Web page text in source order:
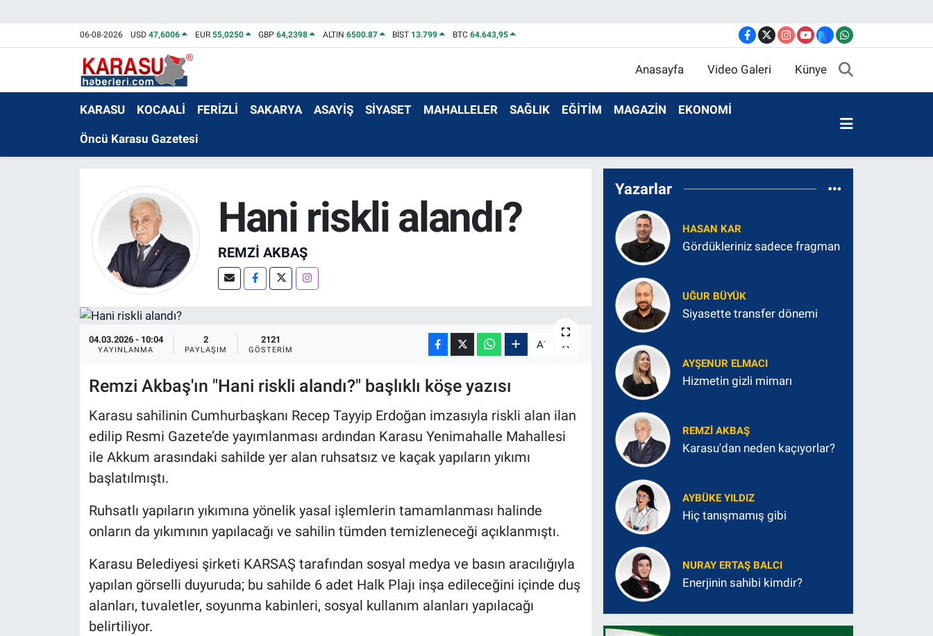
06-08-2026 USD47,6006 EUR 55,0250 GBP64,2398 ALTIN 6500.87 BİST 13.799 BTC 64.643,95
Anasayfa Video Galeri Künye
KARASU KOCAALİ FERİZLİ SAKARYA ASAYİŞ SİYASET MAHALLELER SAĞLIK EĞİTİM MAGAZİN EKONOMİ
Öncü Karasu Gazetesi
Hani riskli alandı?
REMZI AKBAŞ
04.03.2026 - 10:04
YAYINLANMA
2
PAYLAŞIM
2121
GÖSTERIM A- A
Remzi Akbaş'ın "Hani riskli alandı?" başlıklı köşe yazısı
Karasu sahilinin Cumhurbaşkanı Recep Tayyip Erdoğan imzasıyla riskli alan ilan
edilip Resmi Gazete’de yayımlanması ardından Karasu Yenimahalle Mahallesi
ile Akkum arasındaki sahilde yer alan ruhsatsız ve kaçak yapıların yıkımı
başlatılmıştı.
Ruhsatlı yapıların yıkımına yönelik yasal işlemlerin tamamlanması halinde
onların da yıkımının yapılacağı ve sahilin tümden temizleneceği açıklanmıştı.
Karasu Belediyesi şirketi KARSAŞ tarafından sosyal medya ve basın aracılığıyla
yapılan görselli duyuruda; bu sahilde 6 adet Halk Plajı inşa edileceğini içinde duş
alanları, tuvaletler, soyunma kabinleri, sosyal kullanım alanları yapılacağı
belirtiliyor.
Yazarlar
HASAN KAR
Gördükleriniz sadece fragman
UĞUR BÜYÜK
Siyasette transfer dönemi
AYŞENUR ELMACI
Hizmetin gizli mimarı
REMZI AKBAŞ
Karasu'dan neden kaçıyorlar?
AYBÜKE YILDIZ
Hiç tanışmamış gibi
NURAY ERTAŞ BALCI
Enerjinin sahibi kimdir?